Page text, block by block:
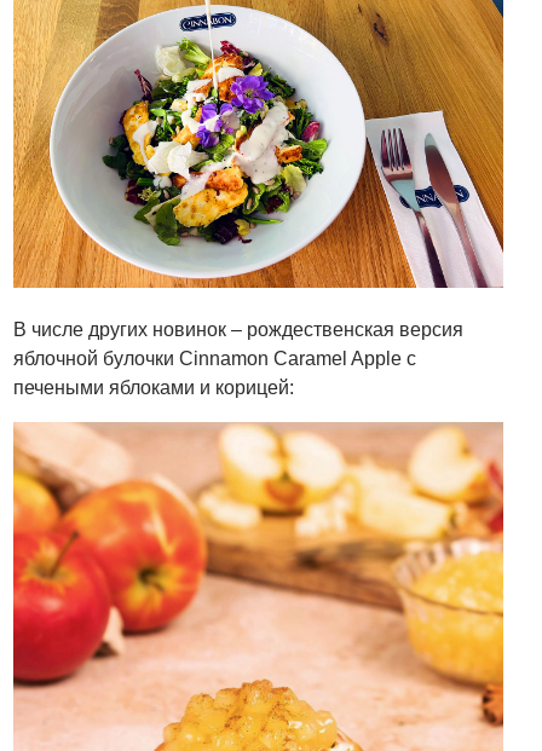
В числе других новинок – рождественская версия
яблочной булочки Cinnamon Caramel Apple с
печеными яблоками и корицей: